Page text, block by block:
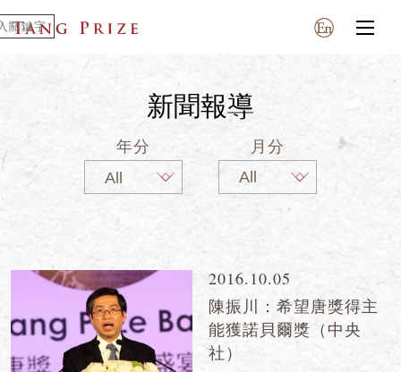
新聞報導
年分 月分
2016.10.05
陳振川：希望唐獎得主
能獲諾貝爾獎（中央
社）